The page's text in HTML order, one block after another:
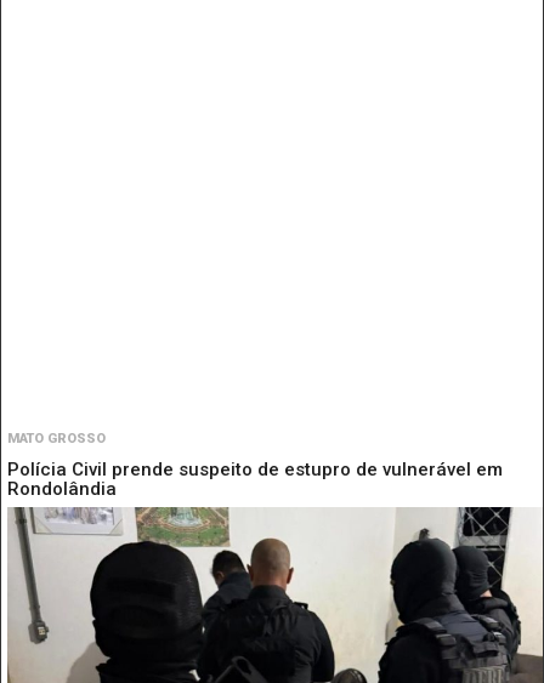
MATO GROSSO
Polícia Civil prende suspeito de estupro de vulnerável em
Rondolândia